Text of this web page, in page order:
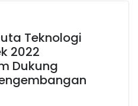
Teknologi
2022
Dukung